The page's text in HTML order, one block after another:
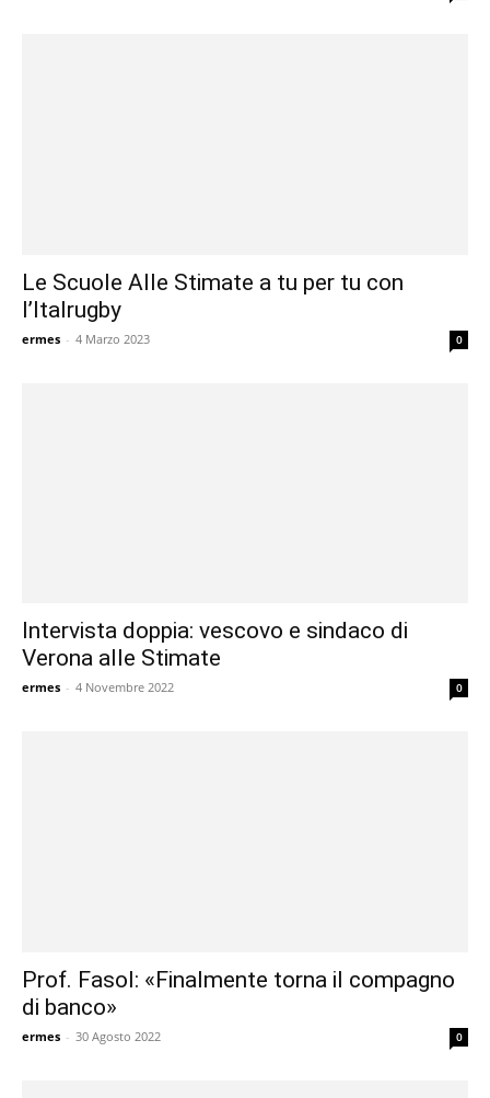
Le Scuole Alle Stimate a tu per tu con
l’Italrugby
ermes - 4 Marzo 2023 0
Intervista doppia: vescovo e sindaco di
Verona alle Stimate
ermes - 4 Novembre 2022 0
Prof. Fasol: «Finalmente torna il compagno
di banco»
ermes - 30 Agosto 2022 0